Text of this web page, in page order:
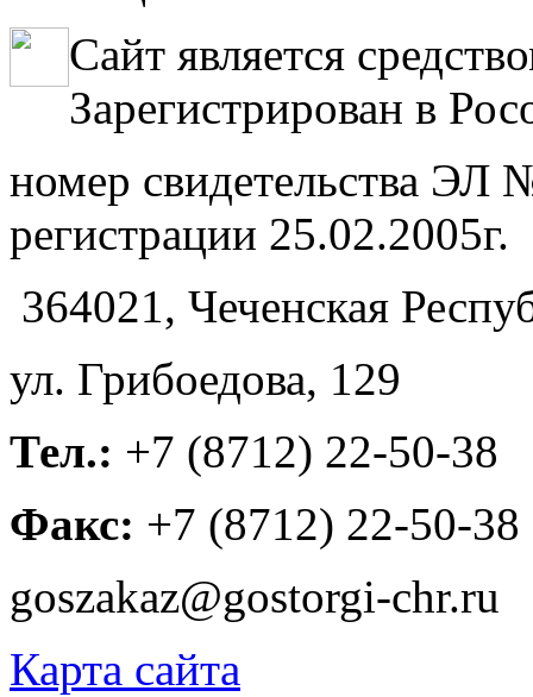
Сайт является
Зарегистрирован в
номер свидетельства
регистрации 25.02.2005г.
364021, Чеченская
ул. Грибоедова, 129
Тел.: +7 (8712) 22-50-38
Факс: +7 (8712) 22-50-38
goszakaz@gostorgi-chr.ru
Карта сайта